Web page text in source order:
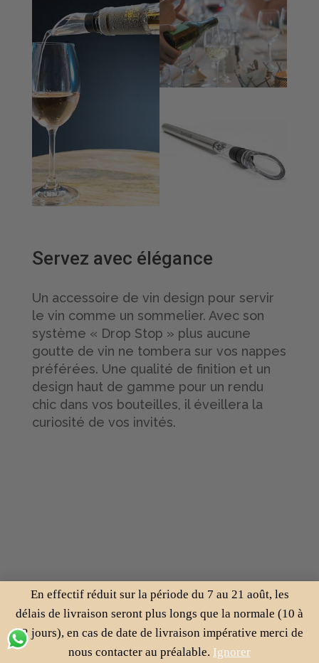
En effectif réduit sur la période du 7 au 21 août, les
délais de livraison seront plus longs que la normale (10 à
12 jours), en cas de date de livraison impérative merci de
nous contacter au préalable. Ignorer
Servez avec élégance
Un accessoire de vin design pour servir
le vin comme un sommelier. Avec son
système « Drop Stop » plus aucune
goutte de vin ne tombera sur vos nappes
préférées. Une qualité de finition et un
design haut de gamme pour un rendu
chic dans vos bouteilles, il éveillera la
curiosité de vos invités.